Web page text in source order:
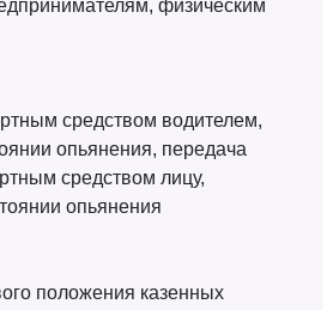
физическим
средством водителем,
опьянения, передача
средством лицу,
опьянения
положения казенных